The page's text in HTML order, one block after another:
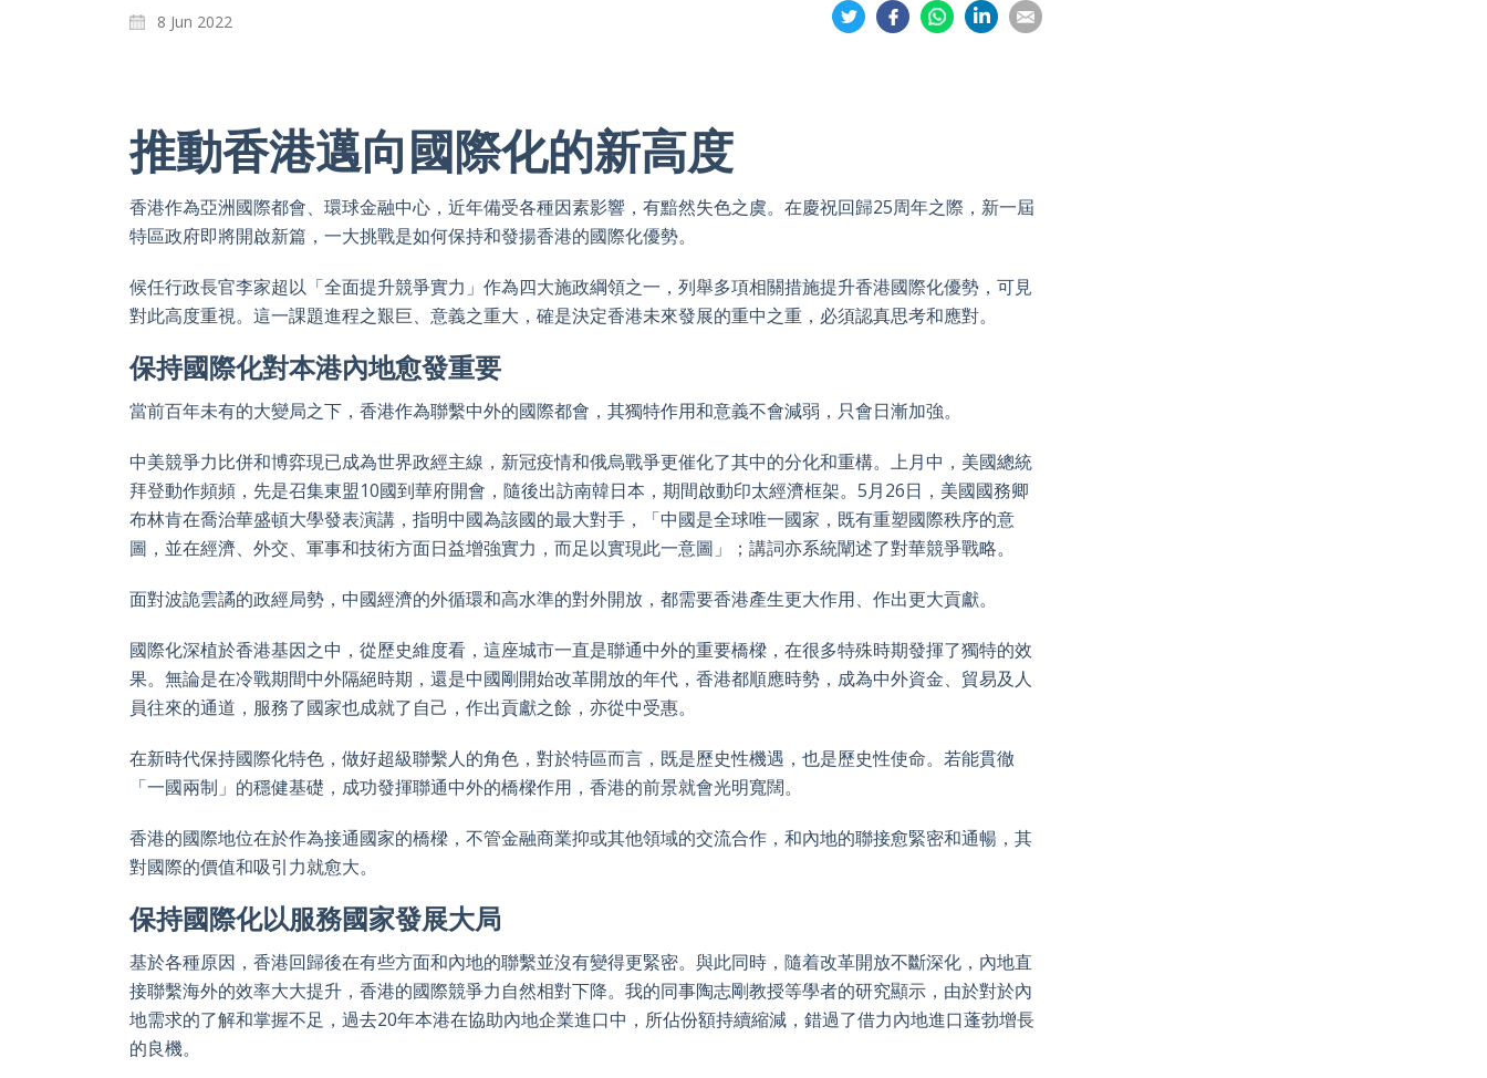
8 Jun 2022
Share
on
Share
on
Share
on
on
on
推動香港邁向國際化的新高度
香港作為亞洲國際都會、環球金融中心，近年備受各種因素影響，有黯然失色之虞。在慶祝回歸25周年之際，新一屆
特區政府即將開啟新篇，一大挑戰是如何保持和發揚香港的國際化優勢。
候任行政長官李家超以「全面提升競爭實力」作為四大施政綱領之一，列舉多項相關措施提升香港國際化優勢，可見
對此高度重視。這一課題進程之艱巨、意義之重大，確是決定香港未來發展的重中之重，必須認真思考和應對。
保持國際化對本港內地愈發重要
當前百年未有的大變局之下，香港作為聯繫中外的國際都會，其獨特作用和意義不會減弱，只會日漸加強。
中美競爭力比併和博弈現已成為世界政經主線，新冠疫情和俄烏戰爭更催化了其中的分化和重構。上月中，美國總統
拜登動作頻頻，先是召集東盟10國到華府開會，隨後出訪南韓日本，期間啟動印太經濟框架。 5月26日，美國國務卿
布林肯在喬治華盛頓大學發表演講，指明中國為該國的最大對手，「中國是全球唯一國家，既有重塑國際秩序的意
圖，並在經濟、外交、軍事和技術方面日益增強實力，而足以實現此一意圖」；講詞亦系統闡述了對華競爭戰略。
面對波詭雲譎的政經局勢，中國經濟的外循環和高水準的對外開放，都需要香港產生更大作用、作出更大貢獻。
國際化深植於香港基因之中，從歷史維度看，這座城市一直是聯通中外的重要橋樑，在很多特殊時期發揮了獨特的效
果。無論是在冷戰期間中外隔絕時期，還是中國剛開始改革開放的年代，香港都順應時勢，成為中外資金、貿易及人
員往來的通道，服務了國家也成就了自己，作出貢獻之餘，亦從中受惠。
在新時代保持國際化特色，做好超級聯繫人的角色，對於特區而言，既是歷史性機遇，也是歷史性使命。若能貫徹
「一國兩制」的穩健基礎，成功發揮聯通中外的橋樑作用，香港的前景就會光明寬闊。
香港的國際地位在於作為接通國家的橋樑，不管金融商業抑或其他領域的交流合作，和內地的聯接愈緊密和通暢，其
對國際的價值和吸引力就愈大。
保持國際化以服務國家發展大局
基於各種原因，香港回歸後在有些方面和內地的聯繫並沒有變得更緊密。與此同時，隨着改革開放不斷深化，內地直
接聯繫海外的效率大大提升，香港的國際競爭力自然相對下降。我的同事陶志剛教授等學者的研究顯示，由於對於內
地需求的了解和掌握不足，過去20年本港在協助內地企業進口中，所佔份額持續縮減，錯過了借力內地進口蓬勃增長
的良機。